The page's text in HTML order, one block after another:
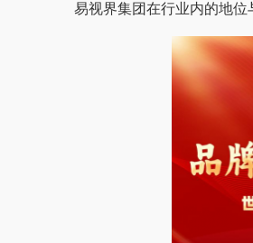
易视界集团在行业内的地位